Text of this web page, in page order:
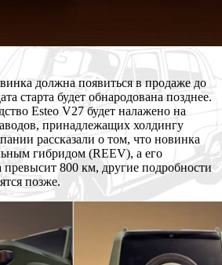
должна появиться в продаже до
старта будет обнародована позднее.
Esteo V27 будет налажено на
принадлежащих холдингу
рассказали о том, что новинка
гибридом (REEV), а его
превысит 800 км, другие подробности
позже.